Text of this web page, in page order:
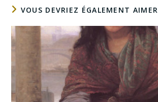
VOUS DEVRIEZ ÉGALEMENT AIMER